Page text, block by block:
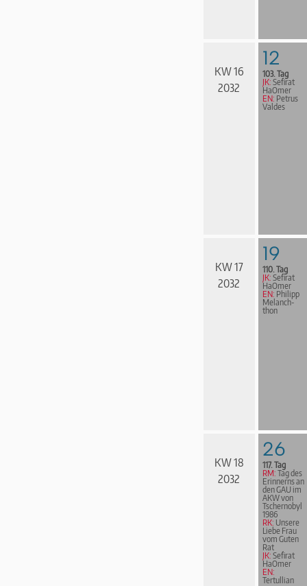
KW 16
2032
12
103. Tag
JK: Sefirat
HaOmer
EN: Petrus
Valdes
KW 17
2032
19
110. Tag
JK: Sefirat
HaOmer
EN: Philipp
Melanch­
thon
KW 18
2032
26
117. Tag
RM: Tag des
Erinnerns an
den GAU im
AKW von
Tschernobyl
1986
RK: Unsere
Liebe Frau
vom Guten
Rat
JK: Sefirat
HaOmer
EN:
Tertullian